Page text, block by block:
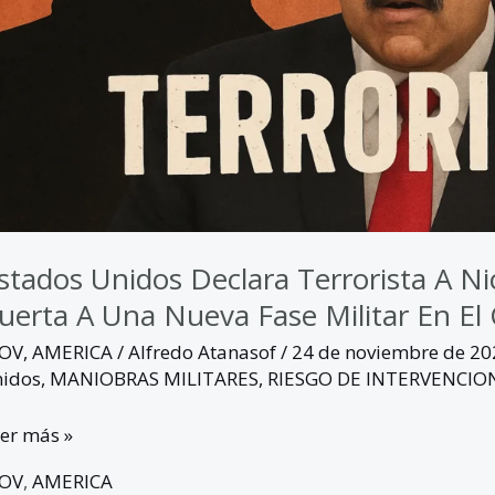
Unidos Declara Terrorista A
A Una Nueva Fase Militar En El
, AMERICA/Alfredo Atanasof/ 24 de noviembre de
, MANIOBRAS MILITARES, RIESGO DE
más »
, AMERICA